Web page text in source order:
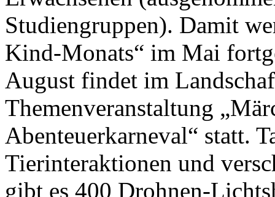
Studiengruppen). Damit
Kind-Monats“ im Mai
August findet im
Themenveranstaltung
Abenteuerkarneval“ statt.
Tierinteraktionen und
gibt es 400 Drohnen-